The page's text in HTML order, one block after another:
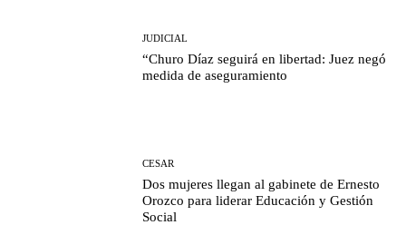
JUDICIAL
“Churo Díaz seguirá en libertad: Juez negó
medida de aseguramiento
CESAR
Dos mujeres llegan al gabinete de Ernesto
Orozco para liderar Educación y Gestión
Social